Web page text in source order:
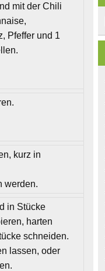
mit der Chili
Pfeffer und 1
kurz in
werden.
in Stücke
harten
schneiden.
lassen, oder